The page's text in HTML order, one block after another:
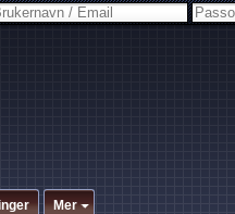
Mer